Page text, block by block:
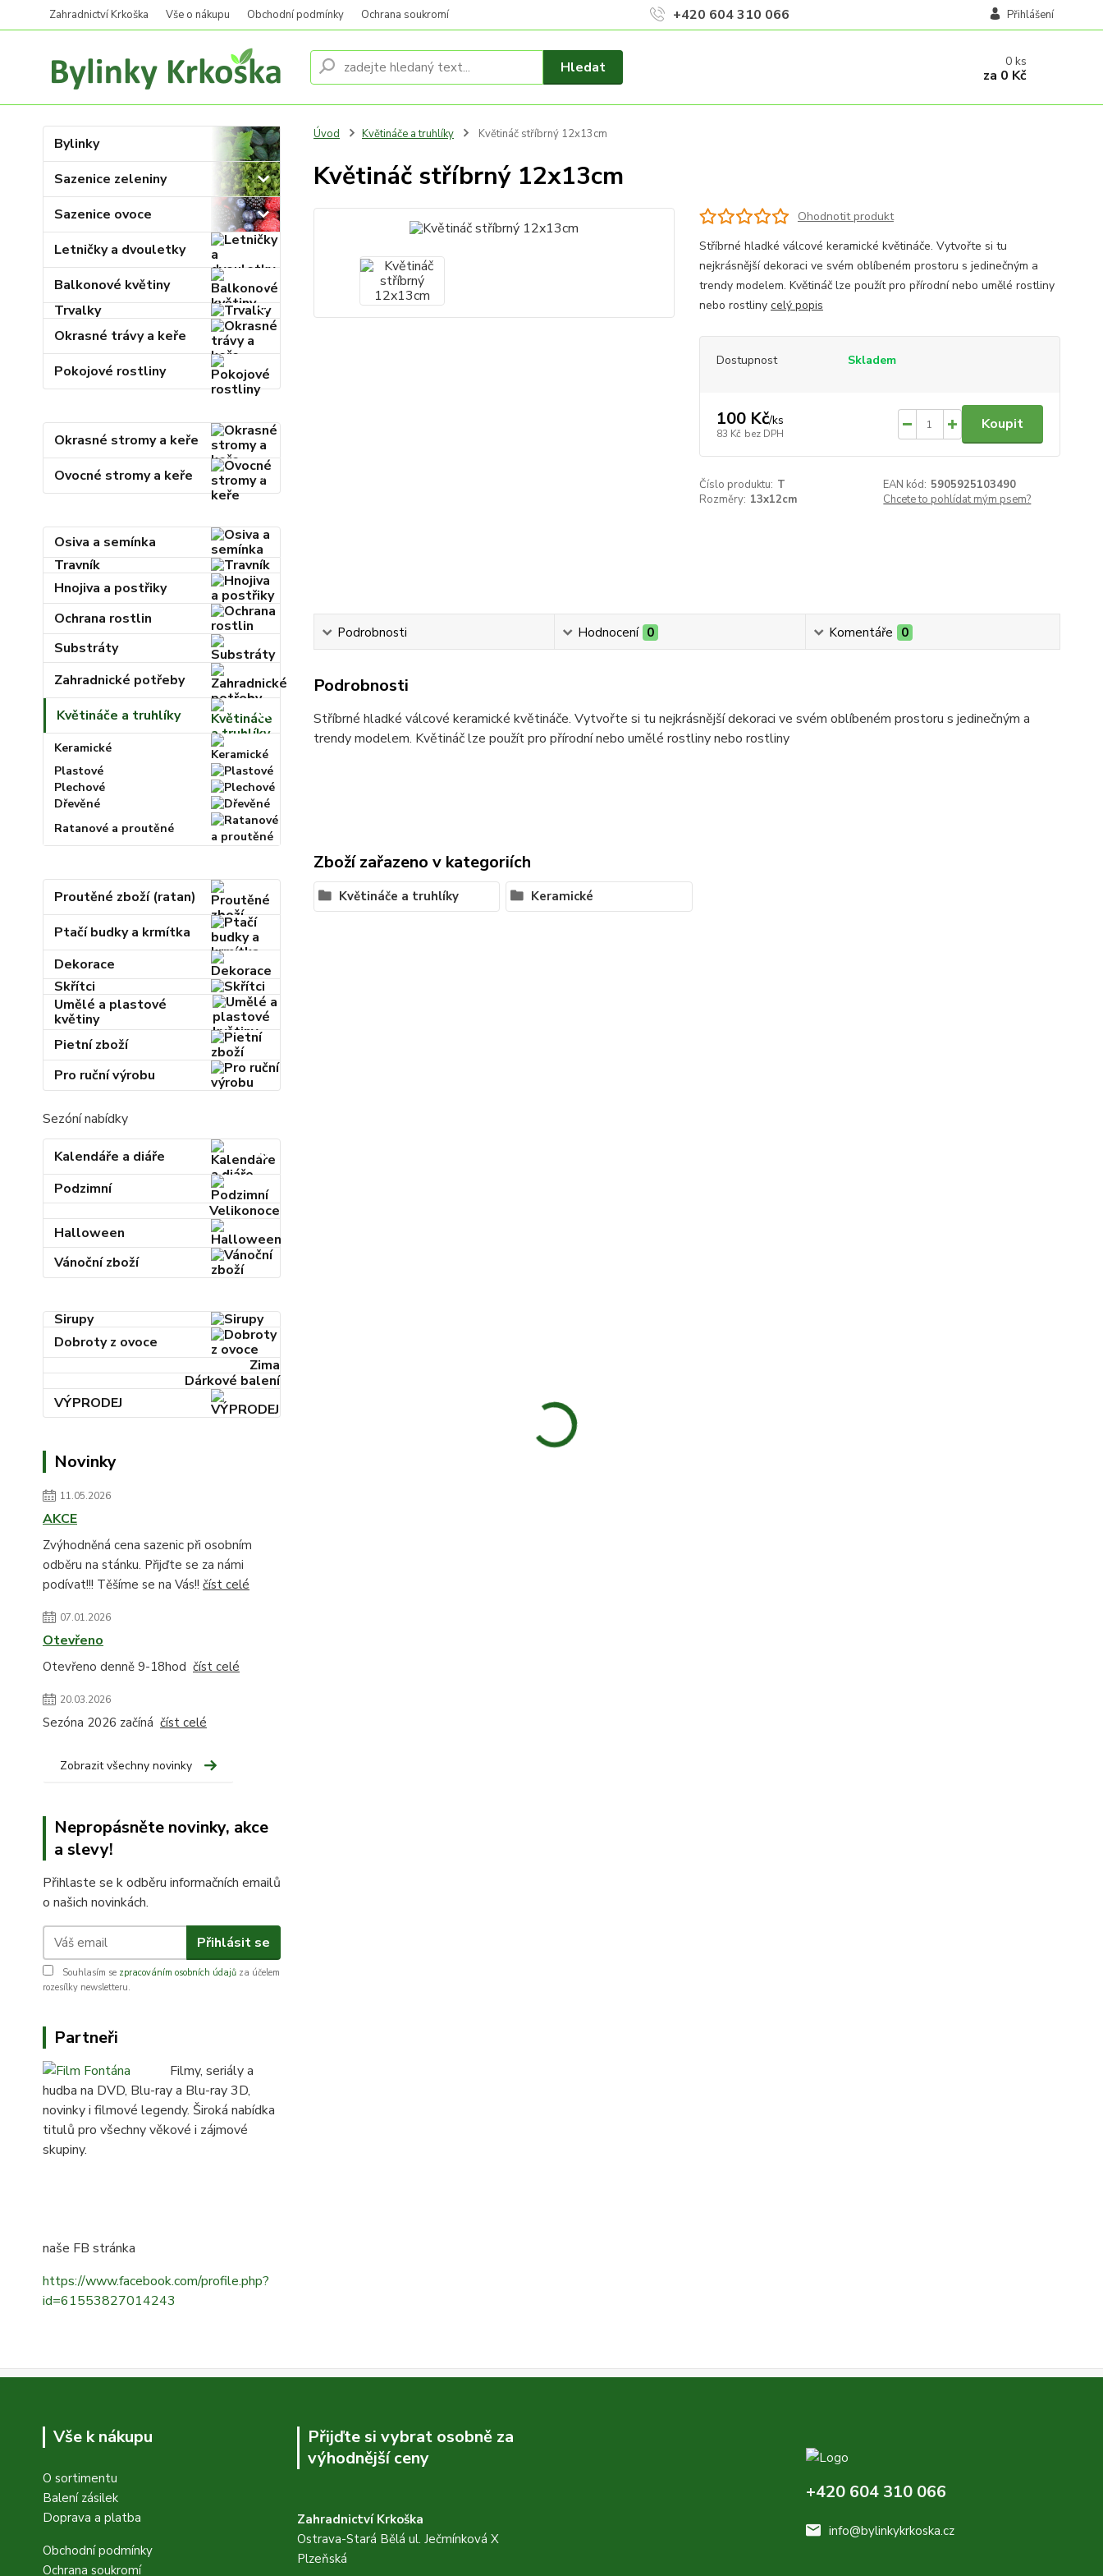
Zahradnictví Krkoška Vše o nákupu Obchodní podmínky Ochrana soukromí Přihlášení
Hledat
+420 604 310 066
0ks
za 0 Kč
Bylinky
Sazenice zeleniny
Sazenice ovoce
Letničky a dvouletky
Balkonové květiny
Trvalky
Okrasné trávy a keře
Pokojové rostliny
Okrasné stromy a keře
Ovocné stromy a keře
Osiva a semínka
Travník
Hnojiva a postřiky
Ochrana rostlin
Substráty
Zahradnické potřeby
Květináče a truhlíky
Keramické
Plastové
Plechové
Dřevěné
Ratanové a proutěné
Proutěné zboží (ratan)
Ptačí budky a krmítka
Dekorace
Skřítci
Umělé a plastové
květiny
Pietní zboží
Pro ruční výrobu
Sezóní nabídky
Kalendáře a diáře
Podzimní
Velikonoce
Halloween
Vánoční zboží
Sirupy
Dobroty z ovoce
Zima
Dárkové balení
VÝPRODEJ
Novinky
11.05.2026
AKCE
Zvýhodněná cena sazenic při osobním
odběru na stánku. Přijďte se za námi
podívat!!! Těšíme se na Vás!! číst celé
07.01.2026
Otevřeno
Otevřeno denně 9-18hod číst celé
20.03.2026
Sezóna 2026 začíná číst celé
Zobrazit všechny novinky
Nepropásněte novinky, akce
a slevy!
Přihlaste se k odběru informačních emailů
o našich novinkách.
Přihlásit se
Souhlasím se zpracováním osobních údajů za účelem
rozesílky newsletteru.
Partneři
Filmy, seriály a
hudba na DVD, Blu-ray a Blu-ray 3D,
novinky i filmové legendy. Široká nabídka
titulů pro všechny věkové i zájmové
skupiny.
naše FB stránka
https://www.facebook.com/profile.php?
id=61553827014243
Úvod Květináče a truhlíky Květináč stříbrný 12x13cm
Květináč stříbrný 12x13cm
Ohodnotit produkt
Stříbrné hladké válcové keramické květináče. Vytvořte si tu
nejkrásnější dekoraci ve svém oblíbeném prostoru s jedinečným a
trendy modelem. Květináč lze použít pro přírodní nebo umělé rostliny
nebo rostliny celý popis
Dostupnost Skladem
100 Kč/ks
83 Kč bez DPH
Koupit
Číslo produktu: T EAN kód: 5905925103490
Rozměry: 13x12cm Chcete to pohlídat mým psem?
Podrobnosti Hodnocení 0 Komentáře 0
Podrobnosti
Stříbrné hladké válcové keramické květináče. Vytvořte si tu nejkrásnější dekoraci ve svém oblíbeném prostoru s jedinečným a
trendy modelem. Květináč lze použít pro přírodní nebo umělé rostliny nebo rostliny
Zboží zařazeno v kategoriích
Květináče a truhlíky Keramické
Vše k nákupu
O sortimentu
Balení zásilek
Doprava a platba
Obchodní podmínky
Ochrana soukromí
Přijďte si vybrat osobně za
výhodnější ceny
Zahradnictví Krkoška
Ostrava-Stará Bělá ul. Ječmínková X
Plzeňská
+420 604 310 066
info@bylinkykrkoska.cz